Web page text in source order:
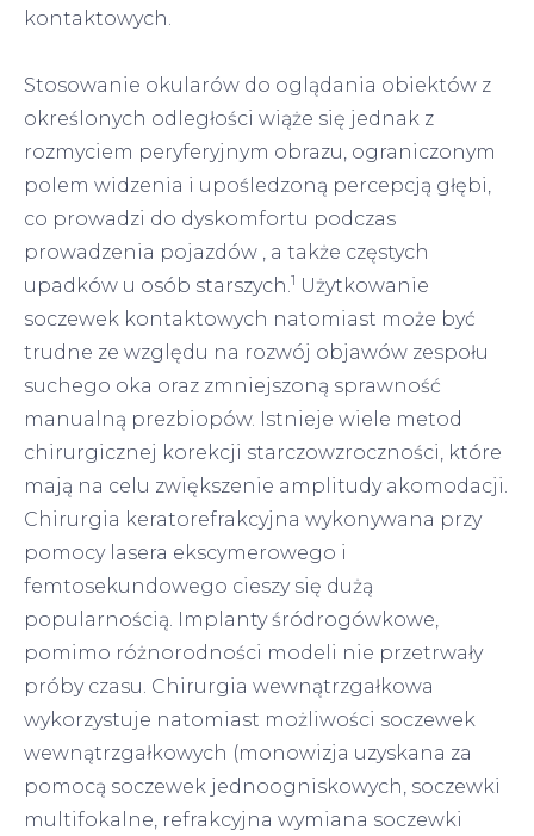
kontaktowych.
Stosowanie okularów do oglądania obiektów z
określonych odległości wiąże się jednak z
rozmyciem peryferyjnym obrazu, ograniczonym
polem widzenia i upośledzoną percepcją głębi,
co prowadzi do dyskomfortu podczas
prowadzenia pojazdów , a także częstych
upadków u osób starszych.1 Użytkowanie
soczewek kontaktowych natomiast może być
trudne ze względu na rozwój objawów zespołu
suchego oka oraz zmniejszoną sprawność
manualną prezbiopów. Istnieje wiele metod
chirurgicznej korekcji starczowzroczności, które
mają na celu zwiększenie amplitudy akomodacji.
Chirurgia keratorefrakcyjna wykonywana przy
pomocy lasera ekscymerowego i
femtosekundowego cieszy się dużą
popularnością. Implanty śródrogówkowe,
pomimo różnorodności modeli nie przetrwały
próby czasu. Chirurgia wewnątrzgałkowa
wykorzystuje natomiast możliwości soczewek
wewnątrzgałkowych (monowizja uzyskana za
pomocą soczewek jednoogniskowych, soczewki
multifokalne, refrakcyjna wymiana soczewki